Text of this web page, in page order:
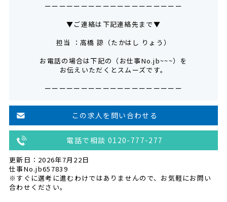
ーーーーーーーーーーーーーーーーーーー
▼ご連絡は下記連絡先まで▼
担当 ：高橋 諒（たかはし りょう）
お電話の場合は下記の（お仕事No.jb~~~）を
お伝えいただくとスムーズです。
ーーーーーーーーーーーーーーーーーーー
この求人を問い合わせる
電話で相談 0120-777-277
更新日：2026年7月22日
仕事No.jb657839
※すぐに選考に進むわけではありませんので、お気軽にお問い
合わせください。